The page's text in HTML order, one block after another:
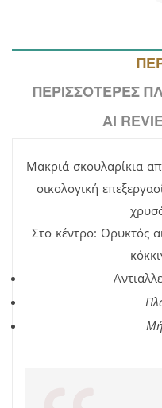
ΠΕΡΙΣΣΌΤΕΡΕΣ
AI
Μακριά σκουλαρίκια
οικολογική
Στο κέντρο: Ορυκτός